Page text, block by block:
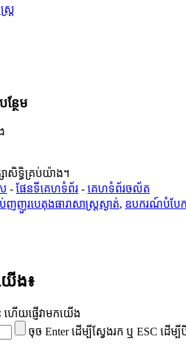
រ
ថែម
ាសិទ្ធិគ្រប់យ៉ាង។
- ផែនទីគេហទំព័រ - គេហទំព័រចល័ត
ញញួរបេតុងធារាសាស្ត្រស្ងាត់, ឧបករណ៍បំបែក
ើង៖
ហើយផ្ញើវាមកយើង
ចុច Enter ដើម្បីស្វែងរក ឬ ESC ដើម្បី